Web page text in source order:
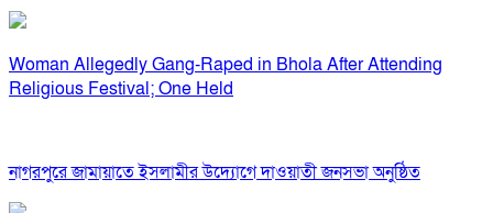
Woman Allegedly Gang-Raped in Bhola After Attending
Religious Festival; One Held
নাগরপুরে জামায়াতে ইসলামীর উদ্যোগে দাওয়াতী জনসভা অনুষ্ঠিত